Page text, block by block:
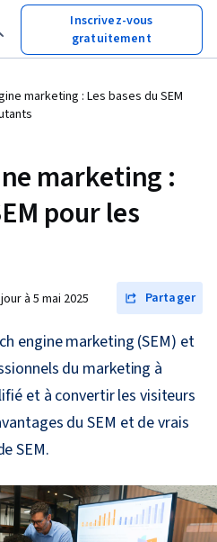
Inscrivez-vous
gratuitement
marketing : Les bases du SEM
marketing :
pour les
à 5 mai 2025 Partager
engine marketing (SEM) et
du marketing à
et à convertir les visiteurs
du SEM et de vrais
SEM.